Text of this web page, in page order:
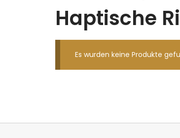
Haptische
Es wurden keine Produkte